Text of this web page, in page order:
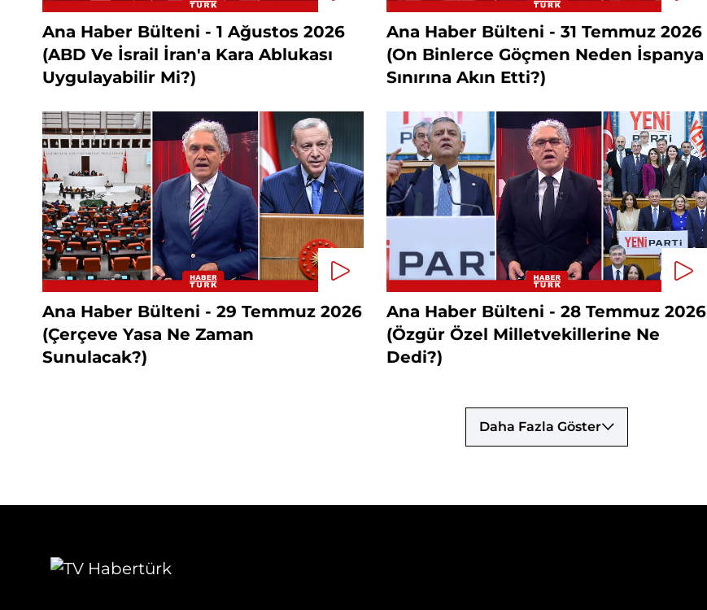
Ana Haber Bülteni - 1 Ağustos 2026
(ABD Ve İsrail İran'a Kara Ablukası
Uygulayabilir Mi?)
Ana Haber Bülteni - 31 Temmuz 2026
(On Binlerce Göçmen Neden İspanya
Sınırına Akın Etti?)
Ana Haber Bülteni - 29 Temmuz 2026
(Çerçeve Yasa Ne Zaman
Sunulacak?)
Ana Haber Bülteni - 28 Temmuz 2026
(Özgür Özel Milletvekillerine Ne
Dedi?)
Daha Fazla Göster